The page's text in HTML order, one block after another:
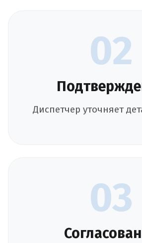
02
Диспетчер уточняет
03